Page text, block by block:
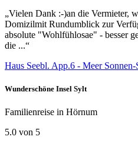
„Vielen Dank :-)an die Vermieter,
Domizilmit Rundumblick zur
absolute "Wohlfühlosae" - besser
die ...“
Haus Seebl. App.6 - Meer Sonnen-
Wunderschöne Insel Sylt
Familienreise in Hörnum
5.0 von 5